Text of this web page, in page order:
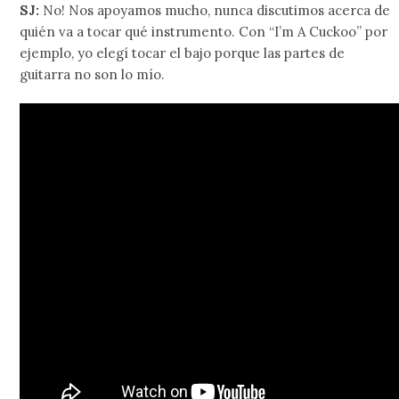
SJ: No! Nos apoyamos mucho, nunca discutimos acerca de
quién va a tocar qué instrumento. Con “I’m A Cuckoo” por
ejemplo, yo elegí tocar el bajo porque las partes de
guitarra no son lo mío.